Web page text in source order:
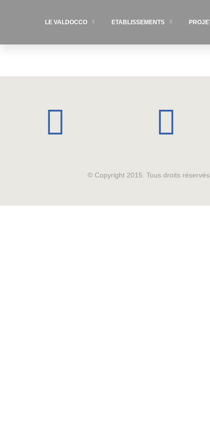
LE VALDOCCO ETABLISSEMENTS
© Copyright 2015. Tous droits